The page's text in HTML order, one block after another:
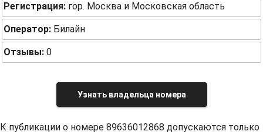
Регистрация: гор. Москва и Московская область
Оператор: Билайн
Отзывы: 0
Узнать владельца номера
К публикации о номере 89636012868 допускаются только